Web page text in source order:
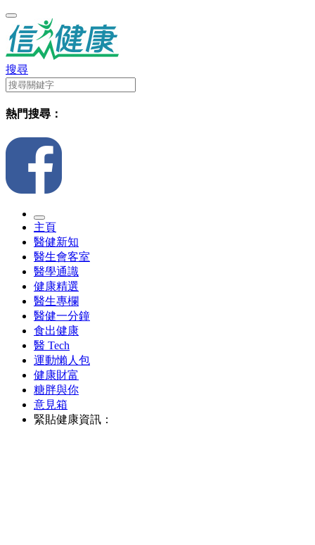
搜尋
熱門搜尋：
主頁
醫健新知
醫生會客室
醫學通識
健康精選
醫生專欄
醫健一分鐘
食出健康
醫 Tech
運動懶人包
健康財富
糖胖與你
意見箱
緊貼健康資訊：